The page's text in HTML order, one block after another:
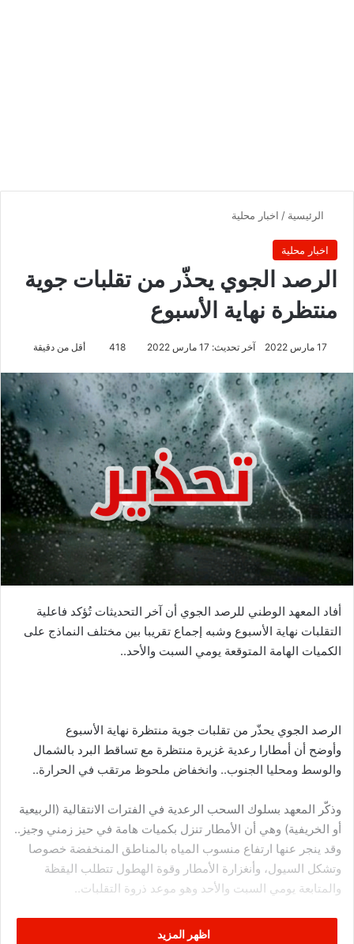
الرئيسية / اخبار محلية
اخبار محلية
الرصد الجوي يحذّر من تقلبات جوية
منتظرة نهاية الأسبوع
17 مارس 2022 آخر تحديث: 17 مارس 2022 418 أقل من دقيقة
أفاد المعهد الوطني للرصد الجوي أن آخر التحديثات تُؤكد فاعلية
التقلبات نهاية الأسبوع وشبه إجماع تقريبا بين مختلف النماذج على
الكميات الهامة المتوقعة يومي السبت والأحد..
الرصد الجوي يحذّر من تقلبات جوية منتظرة نهاية الأسبوع
وأوضح أن أمطارا رعدية غزيرة منتظرة مع تساقط البرد بالشمال
والوسط ومحليا الجنوب.. وانخفاض ملحوظ مرتقب في الحرارة..
وذكّر المعهد بسلوك السحب الرعدية في الفترات الانتقالية (الربيعية
أو الخريفية) وهي أن الأمطار تنزل بكميات هامة في حيز زمني وجيز..
وقد ينجر عنها ارتفاع منسوب المياه بالمناطق المنخفضة خصوصا
وتشكل السيول، وأنغزارة الأمطار وقوة الهطول تتطلب اليقظة
والمتابعة يومي السبت والأحد وهو موعد ذروة التقلبات..
اظهر المزيد